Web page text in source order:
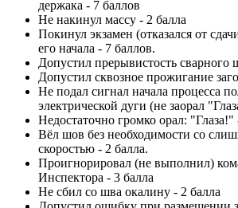
держака - 7 баллов
Не накинул массу - 2 балла
Покинул экзамен (отказался от
его начала - 7 баллов.
Допустил прерывистость сварного
Допустил сквозное прожигание
Не подал сигнал начала процесса
электрической дуги (не заорал
Недостаточно громко орал: "Глаза!"
Вёл шов без необходимости со
скоростью - 2 балла.
Проигнорировал (не выполнил)
Инспектора - 3 балла
Не сбил со шва окалину - 2 балла